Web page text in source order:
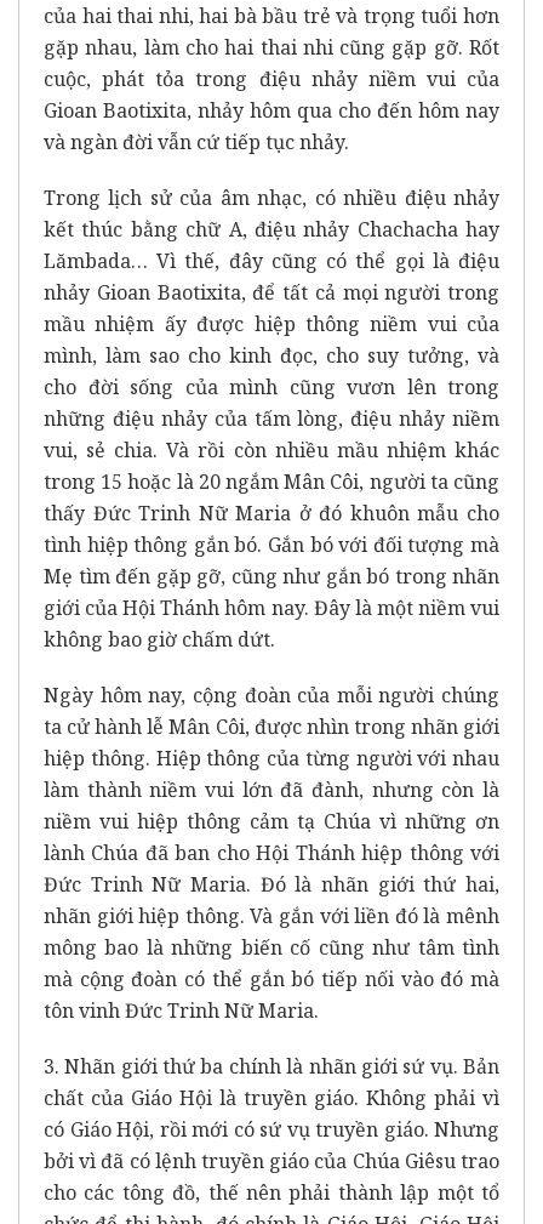
của hai thai nhi, hai bà bầu trẻ và trọng tuổi hơn
gặp nhau, làm cho hai thai nhi cũng gặp gỡ. Rốt
cuộc, phát tỏa trong điệu nhảy niềm vui của
Gioan Baotixita, nhảy hôm qua cho đến hôm nay
và ngàn đời vẫn cứ tiếp tục nhảy.
Trong lịch sử của âm nhạc, có nhiều điệu nhảy
kết thúc bằng chữ A, điệu nhảy Chachacha hay
Lămbada… Vì thế, đây cũng có thể gọi là điệu
nhảy Gioan Baotixita, để tất cả mọi người trong
mầu nhiệm ấy được hiệp thông niềm vui của
mình, làm sao cho kinh đọc, cho suy tưởng, và
cho đời sống của mình cũng vươn lên trong
những điệu nhảy của tấm lòng, điệu nhảy niềm
vui, sẻ chia. Và rồi còn nhiều mầu nhiệm khác
trong 15 hoặc là 20 ngắm Mân Côi, người ta cũng
thấy Đức Trinh Nữ Maria ở đó khuôn mẫu cho
tình hiệp thông gắn bó. Gắn bó với đối tượng mà
Mẹ tìm đến gặp gỡ, cũng như gắn bó trong nhãn
giới của Hội Thánh hôm nay. Đây là một niềm vui
không bao giờ chấm dứt.
Ngày hôm nay, cộng đoàn của mỗi người chúng
ta cử hành lễ Mân Côi, được nhìn trong nhãn giới
hiệp thông. Hiệp thông của từng người với nhau
làm thành niềm vui lớn đã đành, nhưng còn là
niềm vui hiệp thông cảm tạ Chúa vì những ơn
lành Chúa đã ban cho Hội Thánh hiệp thông với
Đức Trinh Nữ Maria. Đó là nhãn giới thứ hai,
nhãn giới hiệp thông. Và gắn với liền đó là mênh
mông bao là những biến cố cũng như tâm tình
mà cộng đoàn có thể gắn bó tiếp nối vào đó mà
tôn vinh Đức Trinh Nữ Maria.
3. Nhãn giới thứ ba chính là nhãn giới sứ vụ. Bản
chất của Giáo Hội là truyền giáo. Không phải vì
có Giáo Hội, rồi mới có sứ vụ truyền giáo. Nhưng
bởi vì đã có lệnh truyền giáo của Chúa Giêsu trao
cho các tông đồ, thế nên phải thành lập một tổ